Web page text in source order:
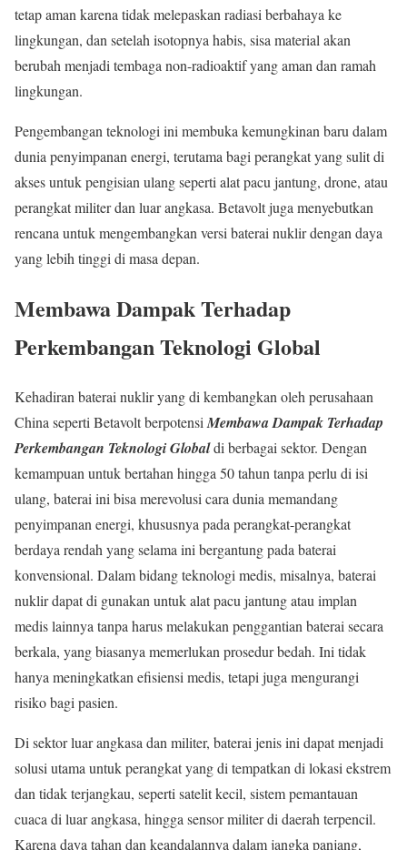
tetap aman karena tidak melepaskan radiasi berbahaya ke
lingkungan, dan setelah isotopnya habis, sisa material akan
berubah menjadi tembaga non-radioaktif yang aman dan ramah
lingkungan.
Pengembangan teknologi ini membuka kemungkinan baru dalam
dunia penyimpanan energi, terutama bagi perangkat yang sulit di
akses untuk pengisian ulang seperti alat pacu jantung, drone, atau
perangkat militer dan luar angkasa. Betavolt juga menyebutkan
rencana untuk mengembangkan versi baterai nuklir dengan daya
yang lebih tinggi di masa depan.
Membawa Dampak Terhadap
Perkembangan Teknologi Global
Kehadiran baterai nuklir yang di kembangkan oleh perusahaan
China seperti Betavolt berpotensi Membawa Dampak Terhadap
Perkembangan Teknologi Globaldi berbagai sektor. Dengan
kemampuan untuk bertahan hingga 50 tahun tanpa perlu di isi
ulang, baterai ini bisa merevolusi cara dunia memandang
penyimpanan energi, khususnya pada perangkat-perangkat
berdaya rendah yang selama ini bergantung pada baterai
konvensional. Dalam bidang teknologi medis, misalnya, baterai
nuklir dapat di gunakan untuk alat pacu jantung atau implan
medis lainnya tanpa harus melakukan penggantian baterai secara
berkala, yang biasanya memerlukan prosedur bedah. Ini tidak
hanya meningkatkan efisiensi medis, tetapi juga mengurangi
risiko bagi pasien.
Di sektor luar angkasa dan militer, baterai jenis ini dapat menjadi
solusi utama untuk perangkat yang di tempatkan di lokasi ekstrem
dan tidak terjangkau, seperti satelit kecil, sistem pemantauan
cuaca di luar angkasa, hingga sensor militer di daerah terpencil.
Karena daya tahan dan keandalannya dalam jangka panjang,